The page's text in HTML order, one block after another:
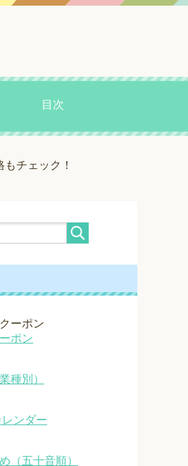
目次
チェック！
ーポン
ポン
種別）
ンダー
（五十音順）